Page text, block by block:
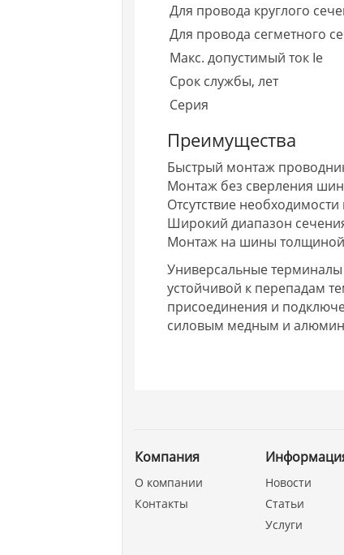
Для провода круглого
Для провода сегметного
Макс. допустимый ток Ie
Срок службы, лет
Серия
Преимущества
Быстрый монтаж
Монтаж без сверления
Отсутствие
Широкий диапазон
Монтаж на шины толщиной
Универсальные терминалы
устойчивой к перепадам
присоединения и
силовым медным и
Компания
О компании
Контакты
Новости
Статьи
Услуги